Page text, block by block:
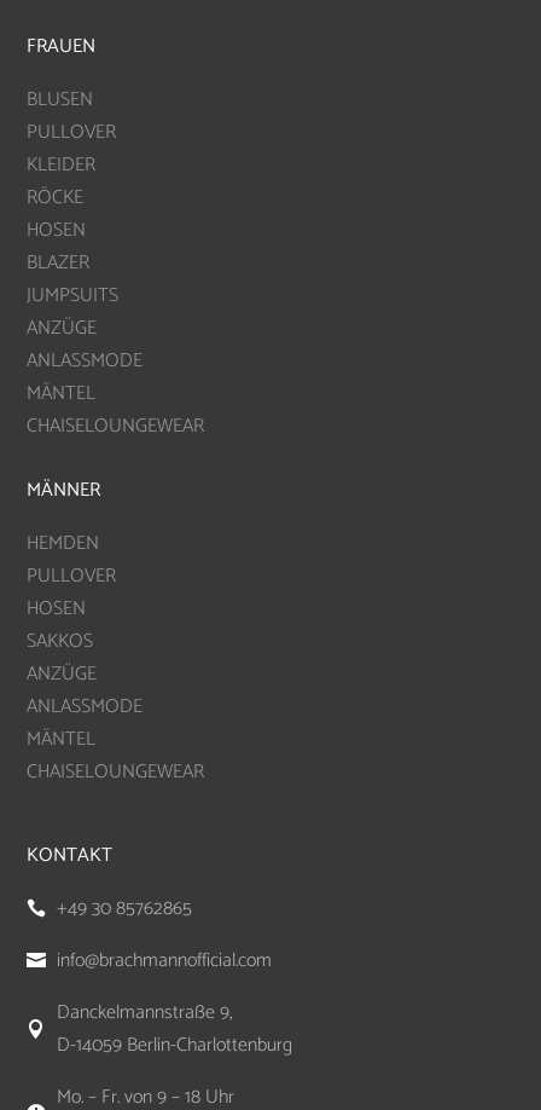
FRAUEN
BLUSEN
PULLOVER
KLEIDER
RÖCKE
HOSEN
BLAZER
JUMPSUITS
ANZÜGE
ANLASSMODE
MÄNTEL
CHAISELOUNGEWEAR
MÄNNER
HEMDEN
PULLOVER
HOSEN
SAKKOS
ANZÜGE
ANLASSMODE
MÄNTEL
CHAISELOUNGEWEAR
KONTAKT
 +49 30 85762865
 info@brachmannofficial.com

Danckelmannstraße 9,
D-14059 Berlin-Charlottenburg
Mo. – Fr. von 9 – 18 Uhr